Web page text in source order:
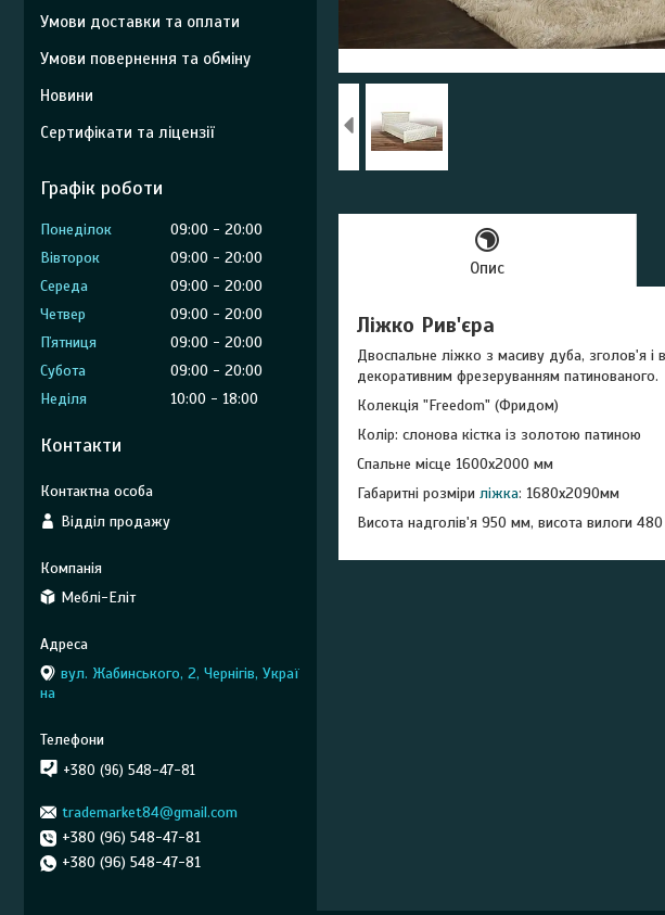
Опис
Ліжко Рив'єра
Двоспальне ліжко з масиву дуба, зголов'я
декоративним фрезеруванням патинованого.
Колекція "Freedom" (Фридом)
Колір: слонова кістка із золотою патиною
Спальне місце 1600х2000 мм
Габаритні розміри ліжка: 1680х2090мм
Висота надголів'я 950 мм, висота вилоги
Умови доставки та оплати
Умови повернення та обміну
Новини
Сертифікати та ліцензії
Графік роботи
Понеділок 09:00
20:00
Вівторок
09:00
20:00
Середа
09:00
20:00
Четвер
09:00
20:00
Пʼятниця
09:00
20:00
Субота
09:00
20:00
Неділя
10:00 18:00
Контакти
Відділ продажу
Меблі-Еліт
вул. Жабинського, 2, Чернігів, Украї
на
+380 (96) 548-47-81
trademarket84@gmail.com
+380 (96) 548-47-81
+380 (96) 548-47-81